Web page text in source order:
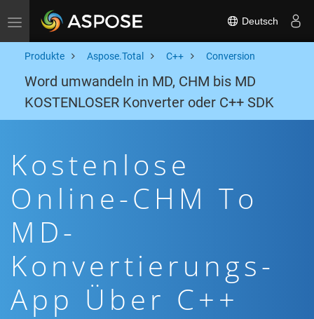
Toggle navigation Deutsch
Produkte Aspose.Total C++ Conversion
Word umwandeln in MD, CHM bis MD
KOSTENLOSER Konverter oder C++ SDK
Kostenlose
Online-CHM To
MD-
Konvertierungs-
App Über C++